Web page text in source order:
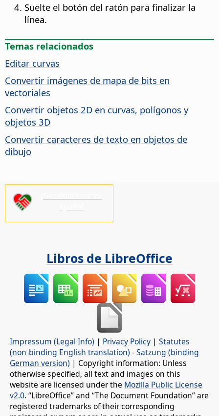
Suelte el botón del ratón para finalizar la
línea.
Temas relacionados
Editar curvas
Convertir imágenes de mapa de bits en
vectoriales
Convertir objetos 2D en curvas, polígonos y
objetos 3D
Convertir caracteres de texto en objetos de
dibujo
Libros de LibreOffice
Impressum (Legal Info) | Privacy Policy | Statutes
(non-binding English translation) -Satzung (binding
German version) | Copyright information: Unless
otherwise specified, all text and images on this
website are licensed under the Mozilla Public License
v2.0. “LibreOffice” and “The Document Foundation” are
registered trademarks of their corresponding